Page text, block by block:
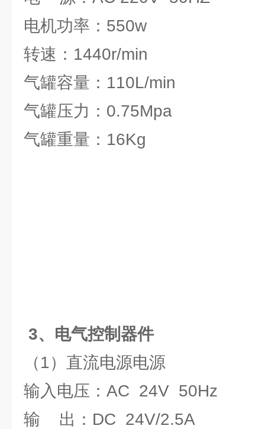
电机功率：550w
转速：1440r/min
气罐容量：110L/min
气罐压力：0.75Mpa
气罐重量：16Kg
3、电气控制器件
（1）直流电源电源
输入电压：AC 24V 50Hz
输 出：DC 24V/2.5A